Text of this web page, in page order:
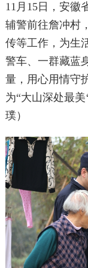
11月15日，安徽
辅警前往詹冲村
传等工作，为生
警车、一群藏蓝
量，用心用情守
为“大山深处最
璞）